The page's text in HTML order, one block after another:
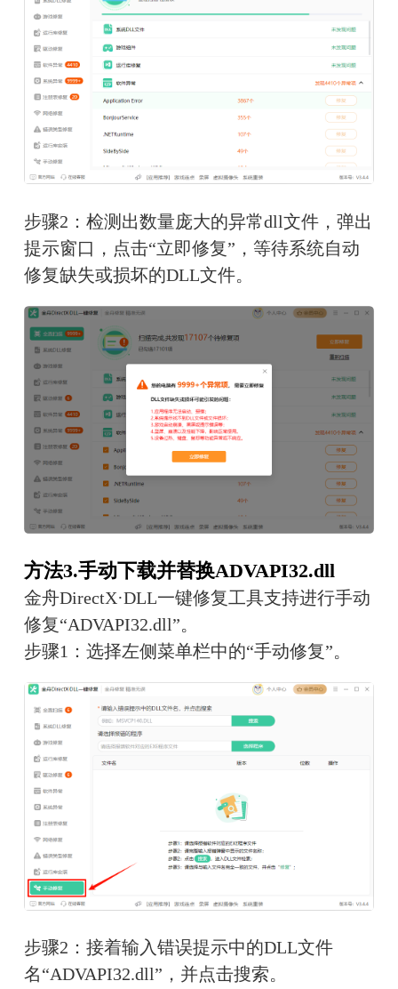
步骤2：检测出数量庞大的异常dll文件，弹出
提示窗口，点击“立即修复”，等待系统自动
修复缺失或损坏的DLL文件。
方法3.手动下载并替换ADVAPI32.dll
金舟DirectX·DLL一键修复工具支持进行手动
修复“ADVAPI32.dll”。
步骤1：选择左侧菜单栏中的“手动修复”。
步骤2：接着输入错误提示中的DLL文件
名“ADVAPI32.dll”，并点击搜索。